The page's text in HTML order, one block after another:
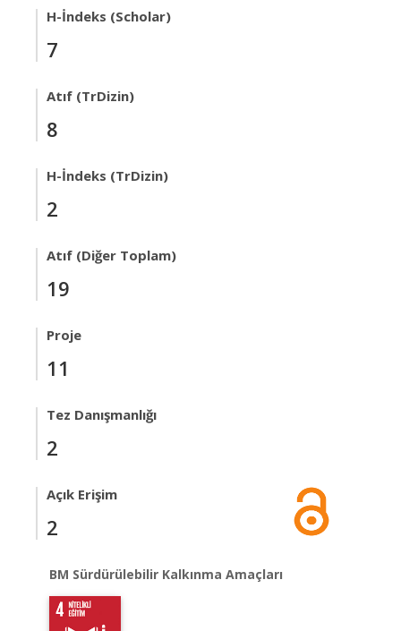
H-İndeks (Scholar)
7
Atıf (TrDizin)
8
H-İndeks (TrDizin)
2
Atıf (Diğer Toplam)
19
Proje
11
Tez Danışmanlığı
2
Açık Erişim
2
BM Sürdürülebilir Kalkınma Amaçları